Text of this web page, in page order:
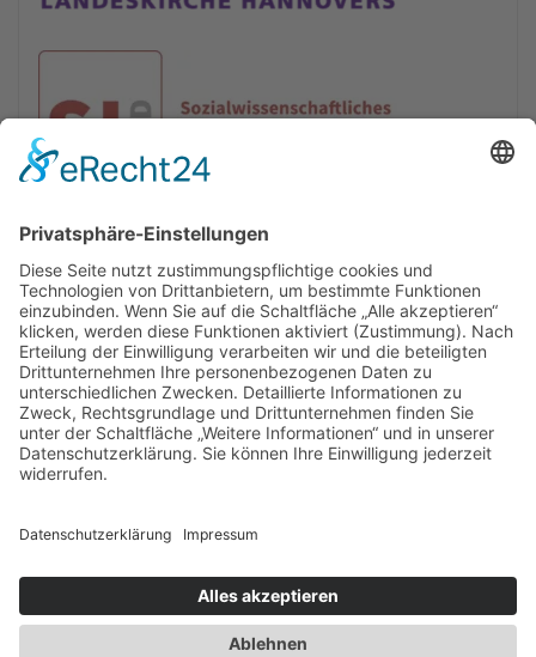
Jetzt zur Online-Tagung anmelden
Newsletter
Presse
Anfahrt
Partner
Schutzkonzept
Datenschutz
Impressum